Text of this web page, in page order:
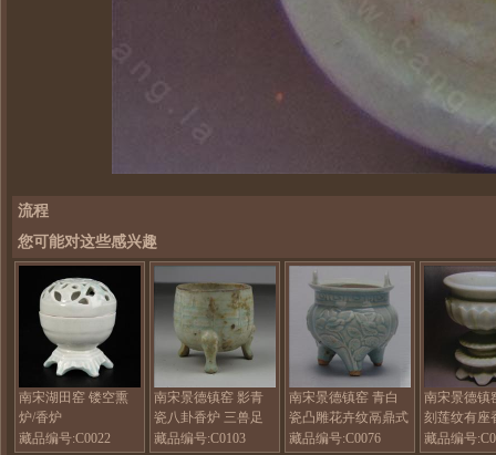
流程
您可能对这些感兴趣
南宋湖田窑 镂空熏
炉/香炉
藏品编号:C0022
南宋景德镇窑 影青
瓷八卦香炉 三兽足
藏品编号:C0103
南宋景德镇窑 青白
瓷凸雕花卉纹鬲鼎式
香炉
藏品编号:C0076
南宋景德镇
刻莲纹有座
藏品编号